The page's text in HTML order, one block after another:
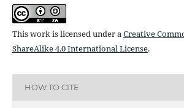
This work is licensed under aCreative
ShareAlike 4.0 International License.
HOW TO CITE